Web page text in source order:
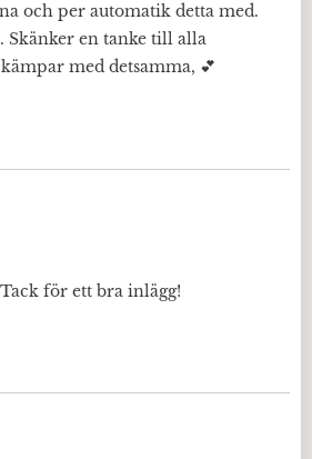
och per automatik detta med.
Skänker en tanke till alla
med detsamma, 💕
för ett bra inlägg!